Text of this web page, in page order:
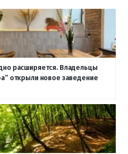
расширяется. Владельцы
открыли новое заведение